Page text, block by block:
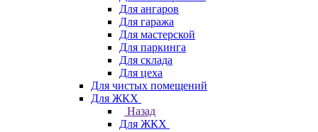
Для ангаров
Для гаража
Для мастерской
Для паркинга
Для склада
Для цеха
Для чистых помещений
Для ЖКХ
Назад
Для ЖКХ